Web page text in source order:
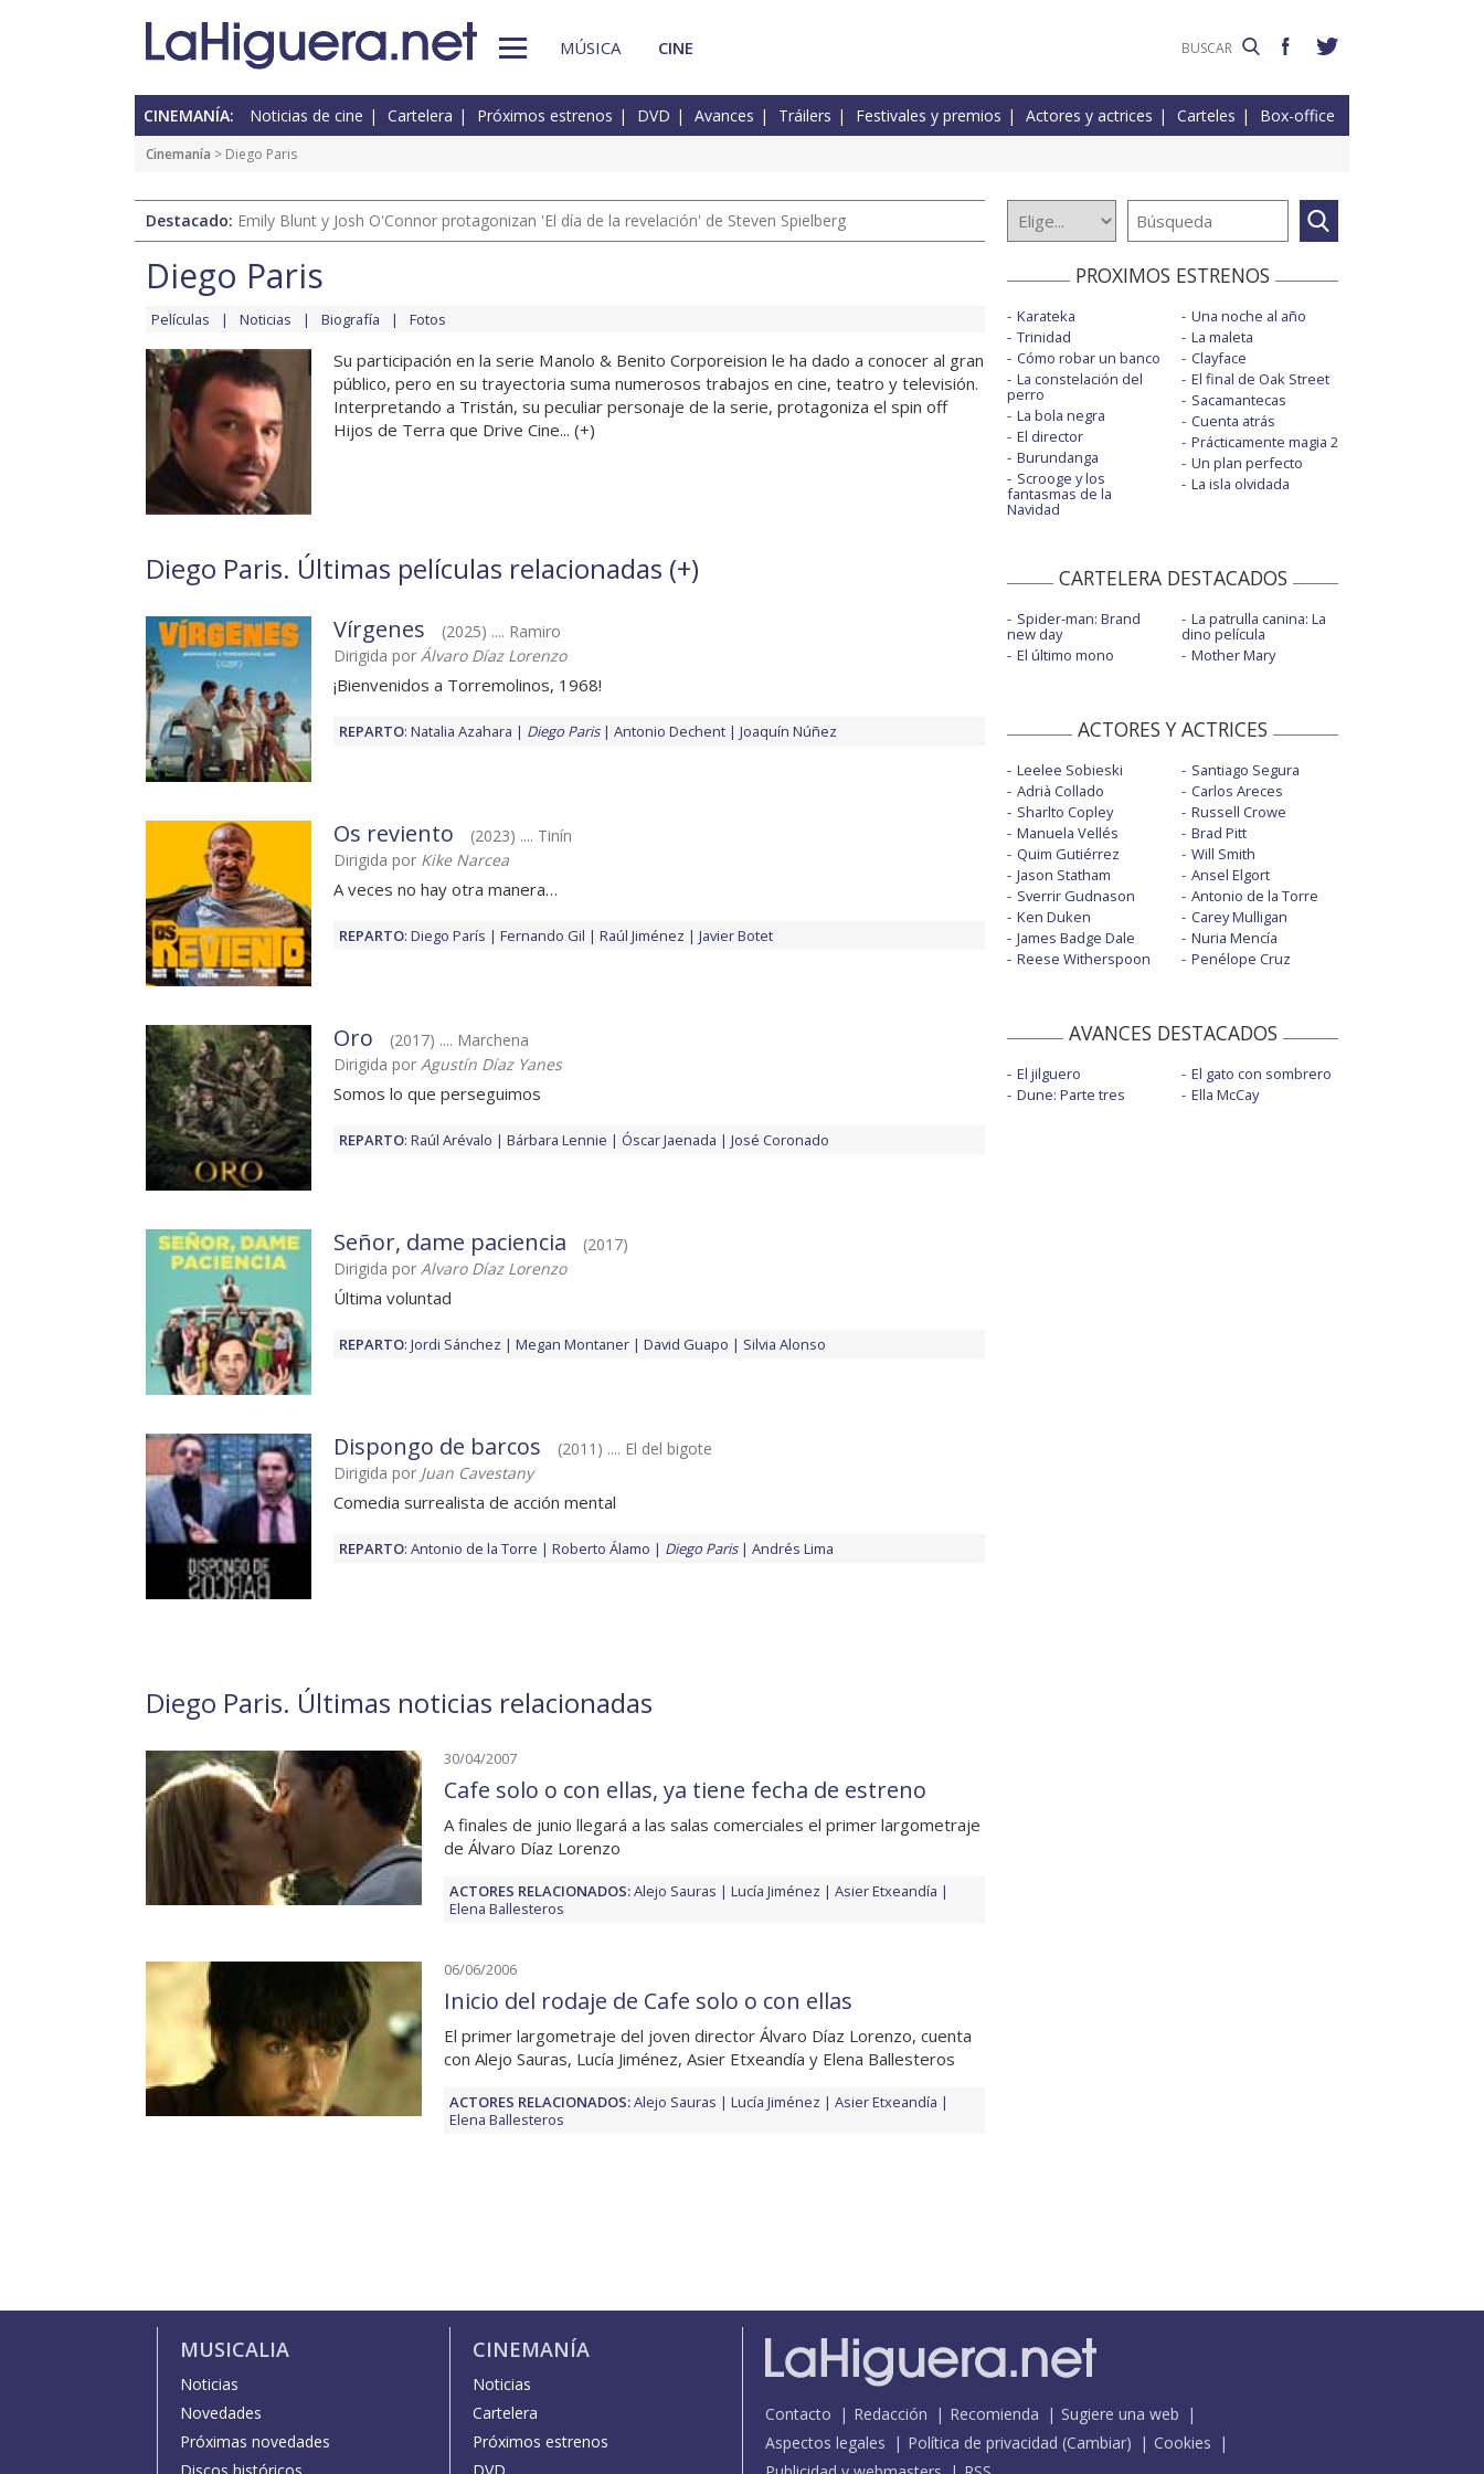
MÚSICA CINE
CINEMANÍA: Noticias de cine Cartelera Próximos estrenos DVD Avances Tráilers Festivales y premios Actores y actrices Carteles Box-office
Cinemanía > Diego Paris
Destacado: Emily Blunt y Josh O'Connor protagonizan 'El día de la revelación' de Steven Spielberg
Diego Paris
Películas Noticias Biografía Fotos
Su participación en la serie Manolo & Benito Corporeision le ha dado a conocer al gran
público, pero en su trayectoria suma numerosos trabajos en cine, teatro y televisión.
Interpretando a Tristán, su peculiar personaje de la serie, protagoniza el spin off
Hijos de Terra que Drive Cine... (+)
Diego Paris. Últimas películas relacionadas (+)
Vírgenes
(2025) .... Ramiro
Dirigida por Álvaro Díaz Lorenzo
¡Bienvenidos a Torremolinos, 1968!
REPARTO: Natalia Azahara Diego Paris Antonio Dechent Joaquín Núñez
Os reviento
(2023) .... Tinín
Dirigida por Kike Narcea
A veces no hay otra manera…
REPARTO: Diego París Fernando Gil Raúl Jiménez Javier Botet
Oro
(2017) .... Marchena
Dirigida por Agustín Díaz Yanes
Somos lo que perseguimos
REPARTO: Raúl Arévalo Bárbara Lennie Óscar Jaenada José Coronado
Señor, dame paciencia
(2017)
Dirigida por Alvaro Díaz Lorenzo
Última voluntad
REPARTO: Jordi Sánchez Megan Montaner David Guapo Silvia Alonso
Dispongo de barcos
(2011) .... El del bigote
Dirigida por Juan Cavestany
Comedia surrealista de acción mental
REPARTO: Antonio de la Torre Roberto Álamo Diego Paris Andrés Lima
Diego Paris. Últimas noticias relacionadas
30/04/2007
Cafe solo o con ellas, ya tiene fecha de estreno
A finales de junio llegará a las salas comerciales el primer largometraje
de Álvaro Díaz Lorenzo
ACTORES RELACIONADOS:Alejo Sauras Lucía Jiménez
Asier Etxeandía
Elena Ballesteros
06/06/2006
Inicio del rodaje de Cafe solo o con ellas
El primer largometraje del joven director Álvaro Díaz Lorenzo, cuenta
con Alejo Sauras, Lucía Jiménez, Asier Etxeandía y Elena Ballesteros
ACTORES RELACIONADOS:Alejo Sauras Lucía Jiménez
Asier Etxeandía
Elena Ballesteros
PROXIMOS ESTRENOS
Karateka
Trinidad
Cómo robar un banco
La constelación del
perro
La bola negra
El director
Burundanga
Scrooge y los
fantasmas de la
Navidad
Una noche al año
La maleta
Clayface
El final de Oak Street
Sacamantecas
Cuenta atrás
Prácticamente magia 2
Un plan perfecto
La isla olvidada
CARTELERA DESTACADOS
Spider-man: Brand
new day
El último mono
La patrulla canina: La
dino película
Mother Mary
ACTORES Y ACTRICES
Leelee Sobieski
Adrià Collado
Sharlto Copley
Manuela Vellés
Quim Gutiérrez
Jason Statham
Sverrir Gudnason
Ken Duken
James Badge Dale
Reese Witherspoon
Santiago Segura
Carlos Areces
Russell Crowe
Brad Pitt
Will Smith
Ansel Elgort
Antonio de la Torre
Carey Mulligan
Nuria Mencía
Penélope Cruz
AVANCES DESTACADOS
El jilguero
Dune: Parte tres
El gato con sombrero
Ella McCay
MUSICALIA
Noticias
Novedades
Próximas novedades
CINEMANÍA
Noticias
Cartelera
Próximos estrenos
Contacto Redacción Recomienda
Sugiere una web
Aspectos legales
Política de privacidad (Cambiar)
Cookies